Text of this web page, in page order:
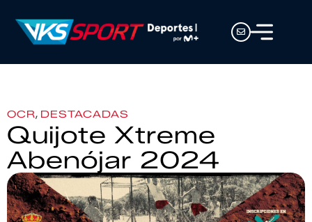
OCR, DESTACADAS
Quijote Xtreme
Abenójar 2024